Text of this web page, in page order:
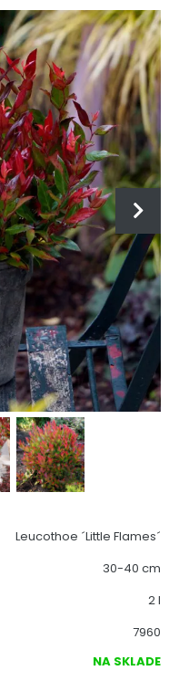
Leucothoe ´Little Flames´
30-40 cm
2 l
7960
NA SKLADE